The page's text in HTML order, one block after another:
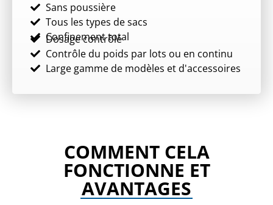
Sans poussière
Tous les types de sacs
Confinement total
Dosage contrôlé
Contrôle du poids par lots ou en continu
Large gamme de modèles et d'accessoires
COMMENT CELA
FONCTIONNE ET
AVANTAGES